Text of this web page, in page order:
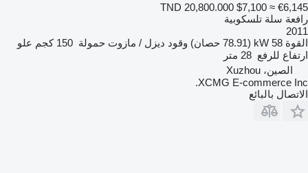
TND 20,800.000 $7,100 ≈ €6,145
رافعة سلة تلسكوبية
2011
القوة 58 kW (78.91 حصان) وقود ديزل / مازوت حمولة 150 كجم
علو
ارتفاع للرفع 28 متر
الصين، Xuzhou
XCMG E-commerce Inc.
الاتصال بالبائع